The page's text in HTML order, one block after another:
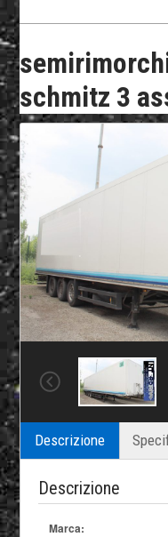
schmitz 3
Descrizione
Descrizione
Marca: